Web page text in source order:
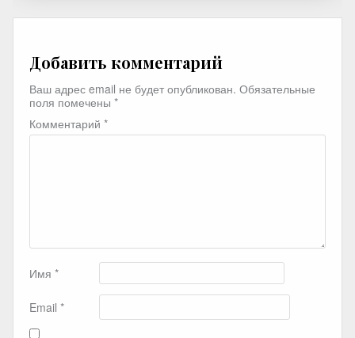
Добавить комментарий
Ваш адрес email не будет опубликован. Обязательные
поля помечены *
Комментарий *
Имя *
Email *